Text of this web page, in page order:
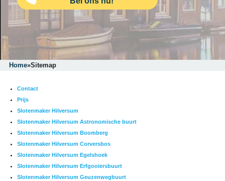
Home»Sitemap
Contact
Prijs
Slotenmaker Hilversum
Slotenmaker Hilversum Astronomische buurt
Slotenmaker Hilversum Boomberg
Slotenmaker Hilversum Corversbos
Slotenmaker Hilversum Egelshoek
Slotenmaker Hilversum Erfgooiersbuurt
Slotenmaker Hilversum Geuzenwegbuurt